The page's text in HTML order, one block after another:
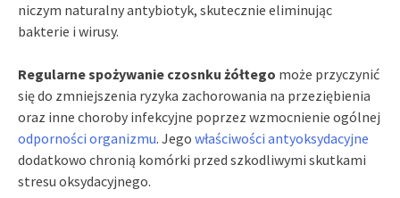
niczym naturalny antybiotyk, skutecznie eliminując
bakterie i wirusy.
Regularne spożywanie czosnku żółtego może przyczynić
się do zmniejszenia ryzyka zachorowania na przeziębienia
oraz inne choroby infekcyjne poprzez wzmocnienie ogólnej
odporności organizmu. Jego właściwości antyoksydacyjne
dodatkowo chronią komórki przed szkodliwymi skutkami
stresu oksydacyjnego.